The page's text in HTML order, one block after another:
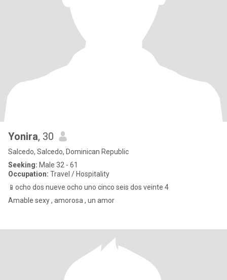
Yonira, 30
Salcedo, Salcedo, Dominican Republic
Seeking: Male 32 - 61
Occupation: Travel / Hospitality
📱ocho dos nueve ocho uno cinco seis dos veinte 4
Amable sexy , amorosa , un amor